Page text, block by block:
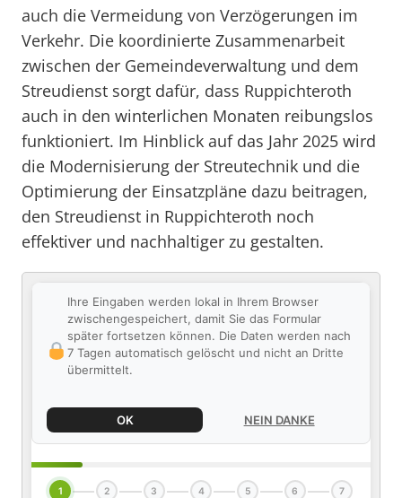
auch die Vermeidung von Verzögerungen im
Verkehr. Die koordinierte Zusammenarbeit
zwischen der Gemeindeverwaltung und dem
Streudienst sorgt dafür, dass Ruppichteroth
auch in den winterlichen Monaten reibungslos
funktioniert. Im Hinblick auf das Jahr 2025 wird
die Modernisierung der Streutechnik und die
Optimierung der Einsatzpläne dazu beitragen,
den Streudienst in Ruppichteroth noch
effektiver und nachhaltiger zu gestalten.
Ihre Eingaben werden lokal in Ihrem Browser
zwischengespeichert, damit Sie das Formular
später fortsetzen können. Die Daten werden nach
7 Tagen automatisch gelöscht und nicht an Dritte
übermittelt.
OK NEIN DANKE
1 2 3 4 5 6 7